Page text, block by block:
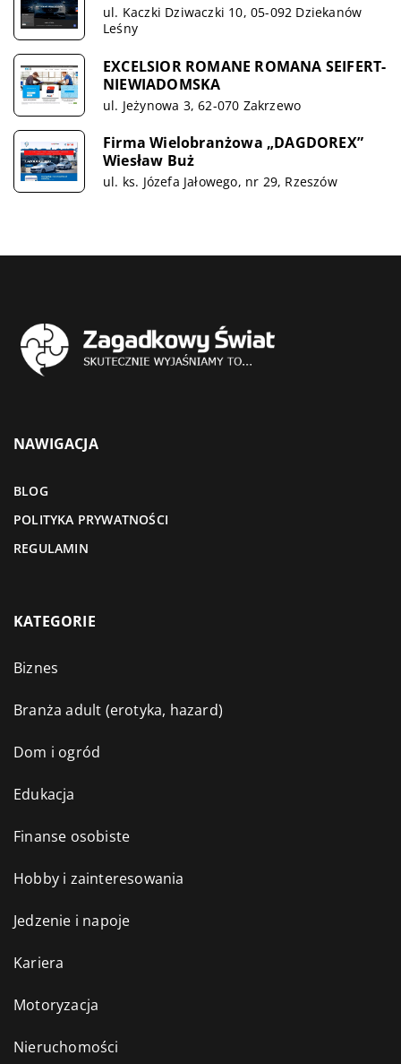
ul. Kaczki Dziwaczki 10, 05-092 Dziekanów
Leśny
EXCELSIOR ROMANE ROMANA SEIFERT-
NIEWIADOMSKA
ul. Jeżynowa 3, 62-070 Zakrzewo
Firma Wielobranżowa „DAGDOREX”
Wiesław Buż
ul. ks. Józefa Jałowego, nr 29, Rzeszów
NAWIGACJA
BLOG
POLITYKA PRYWATNOŚCI
REGULAMIN
KATEGORIE
Biznes
Branża adult (erotyka, hazard)
Dom i ogród
Edukacja
Finanse osobiste
Hobby i zainteresowania
Jedzenie i napoje
Kariera
Motoryzacja
Nieruchomości